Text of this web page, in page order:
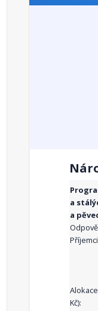
a
a
Kč):